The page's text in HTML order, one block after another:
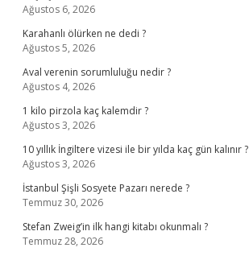
Ağustos 6, 2026
Karahanlı ölürken ne dedi ?
Ağustos 5, 2026
Aval verenin sorumluluğu nedir ?
Ağustos 4, 2026
1 kilo pirzola kaç kalemdir ?
Ağustos 3, 2026
10 yıllık İngiltere vizesi ile bir yılda kaç gün kalınır ?
Ağustos 3, 2026
İstanbul Şişli Sosyete Pazarı nerede ?
Temmuz 30, 2026
Stefan Zweig’in ilk hangi kitabı okunmalı ?
Temmuz 28, 2026